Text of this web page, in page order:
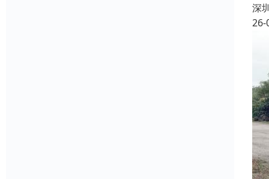
深
26-